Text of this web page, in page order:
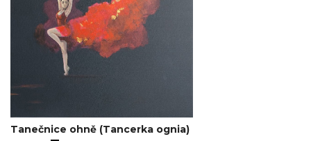
Tanečnice ohně (Tancerka ognia)